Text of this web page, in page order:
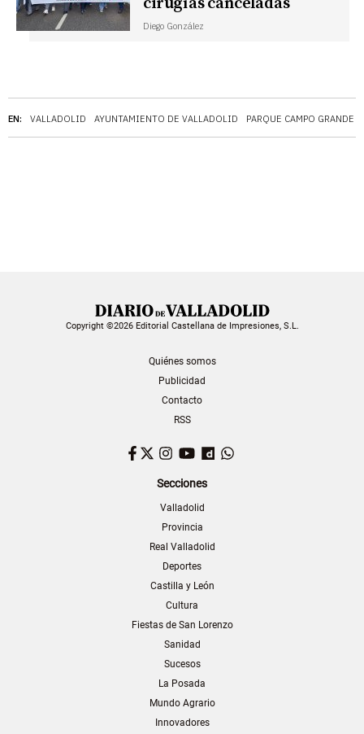
EN: VALLADOLID AYUNTAMIENTO DE VALLADOLID PARQUE CAMPO GRANDE
Diego González
Copyright ©2026 Editorial Castellana de Impresiones, S.L.
Quiénes somos
Publicidad
Contacto
RSS
Facebook
TwitterInstagram
YouTubeDailymotion
Secciones
Valladolid
Provincia
Real Valladolid
Deportes
Castilla y León
Cultura
Fiestas de San Lorenzo
Sanidad
Sucesos
La Posada
Mundo Agrario
Innovadores